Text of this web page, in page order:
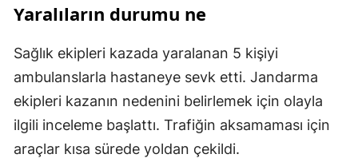
Yaralıların durumu ne
Sağlık ekipleri kazada yaralanan 5 kişiyi
ambulanslarla hastaneye sevk etti. Jandarma
ekipleri kazanın nedenini belirlemek için olayla
ilgili inceleme başlattı. Trafiğin aksamaması için
araçlar kısa sürede yoldan çekildi.